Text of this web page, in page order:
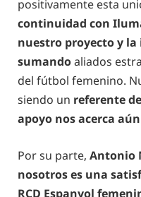
positivamente esta
continuidad con
nuestro proyecto y
sumandoaliados
del fútbol femenino.
siendo un referente
apoyo nos acerca
Por su parte, Antonio
nosotros es una
RCD Espanyol